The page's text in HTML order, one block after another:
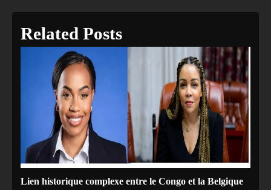
Related Posts
Lien historique complexe entre le Congo et la Belgique